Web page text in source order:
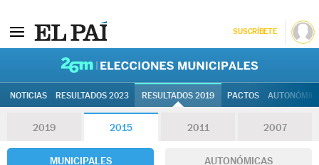
SUSCRÍBETE
NOTICIAS RESULTADOS 2023 RESULTADOS 2019 PACTOS
2019 2015 2011 2007
MUNICIPALES AUTONÓMICAS